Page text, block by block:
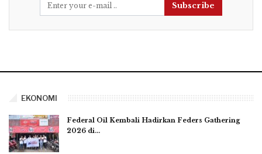
Subscribe
EKONOMI
Federal Oil Kembali Hadirkan Feders Gathering
2026 di…